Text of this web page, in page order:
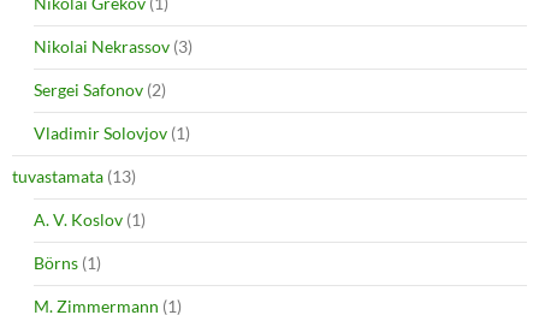
Nikolai Nekrassov (3)
Sergei Safonov (2)
Vladimir Solovjov (1)
tuvastamata (13)
A. V. Koslov (1)
Börns (1)
M. Zimmermann (1)